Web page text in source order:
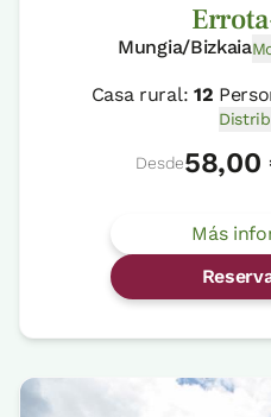
Mungia/Bizkaia
Casa rural: 12
Desde58,00
Más